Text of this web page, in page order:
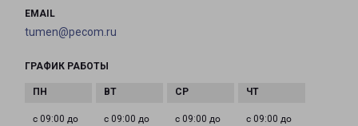
EMAIL
tumen@pecom.ru
ГРАФИК РАБОТЫ
с 09:00 до
с 09:00 до
с 09:00 до
с 09:00 до